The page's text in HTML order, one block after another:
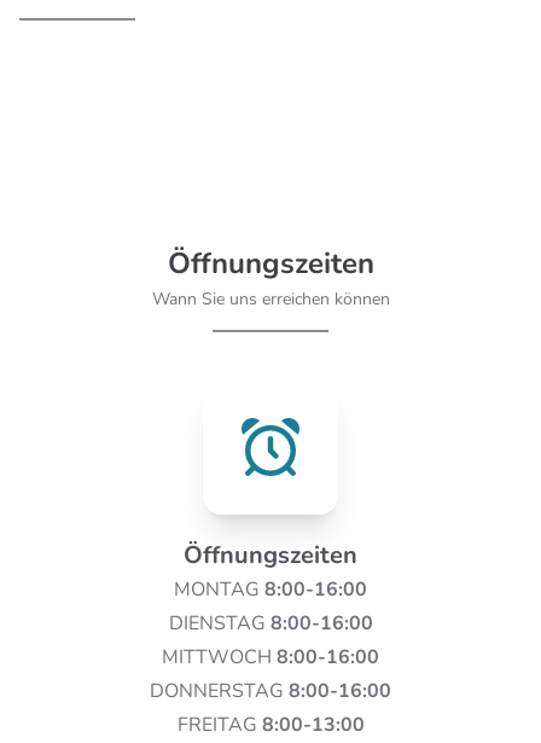
Öffnungszeiten
Wann Sie uns erreichen können
Öffnungszeiten
MONTAG 8:00-16:00
DIENSTAG 8:00-16:00
MITTWOCH 8:00-16:00
DONNERSTAG 8:00-16:00
FREITAG 8:00-13:00